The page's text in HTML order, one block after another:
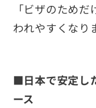
「ビザのため
われやすくなり
■日本で安定し
ース